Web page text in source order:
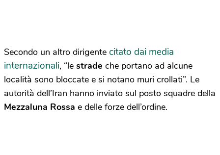
Secondo un altro dirigente citato dai media
internazionali, “le strade che portano ad alcune
località sono bloccate e si notano muri crollati”. Le
autorità dell’Iran hanno inviato sul posto squadre della
Mezzaluna Rossa e delle forze dell’ordine.